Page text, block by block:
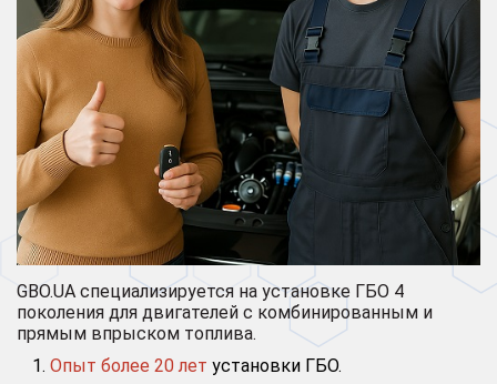
GBO.UA специализируется на установке ГБО 4
поколения для двигателей с комбинированным и
прямым впрыском топлива.
Опыт более 20 лет установки ГБО.